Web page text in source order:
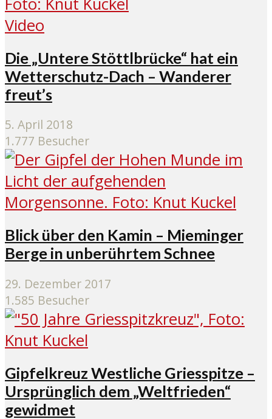
Video
Die „Untere Stöttlbrücke“ hat ein
Wetterschutz-Dach – Wanderer
freut’s
5. April 2018
1.777 Besucher
Blick über den Kamin – Mieminger
Berge in unberührtem Schnee
29. Dezember 2017
1.585 Besucher
Gipfelkreuz Westliche Griesspitze –
Ursprünglich dem „Weltfrieden“
gewidmet